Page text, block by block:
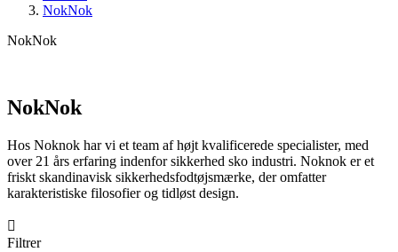
NokNok
NokNok
NokNok
Hos Noknok har vi et team af højt kvalificerede specialister, med
over 21 års erfaring indenfor sikkerhed sko industri. Noknok er et
friskt skandinavisk sikkerhedsfodtøjsmærke, der omfatter
karakteristiske filosofier og tidløst design.

Filtrer